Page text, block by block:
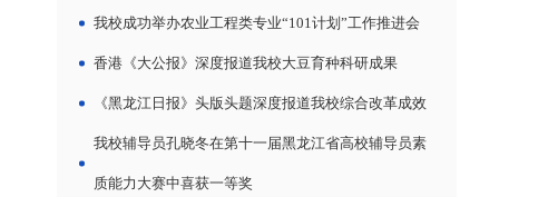
我校成功举办农业工程类专业“101计划”工作推进会
香港《大公报》深度报道我校大豆育种科研成果
《黑龙江日报》头版头题深度报道我校综合改革成效
我校辅导员孔晓冬在第十一届黑龙江省高校辅导员素
质能力大赛中喜获一等奖